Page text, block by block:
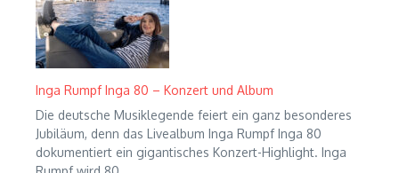
Inga Rumpf Inga 80 – Konzert und Album
Die deutsche Musiklegende feiert ein ganz besonderes
Jubiläum, denn das Livealbum Inga Rumpf Inga 80
dokumentiert ein gigantisches Konzert-Highlight. Inga